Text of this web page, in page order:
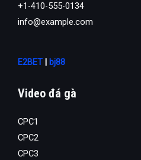
+1-410-555-0134
info@example.com
E2BET | bj88
Video đá gà
CPC1
CPC2
CPC3